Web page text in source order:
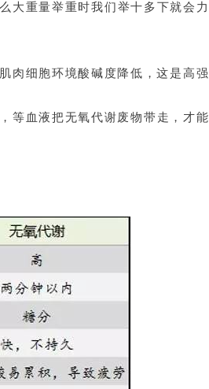
大重量举重时我们举十多下就会力
肉细胞环境酸碱度降低，这是高强
等血液把无氧代谢废物带走，才能